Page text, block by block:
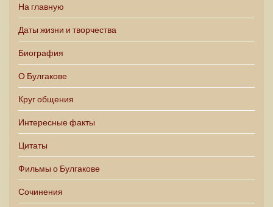
На главную
Даты жизни и творчества
Биография
О Булгакове
Круг общения
Интересные факты
Цитаты
Фильмы о Булгакове
Сочинения